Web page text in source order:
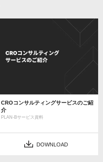
CROコンサルティングサービスのご紹
介
PLAN-Bサービス資料
DOWNLOAD